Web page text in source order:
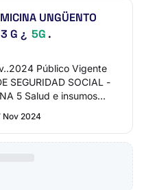
UNGÜENTO
G ¿ 5G .
Público Vigente
SEGURIDAD SOCIAL -
5 Salud e insumos
Nov 2024